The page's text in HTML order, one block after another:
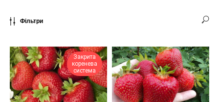
Фільтри
Закрита
коренева
система